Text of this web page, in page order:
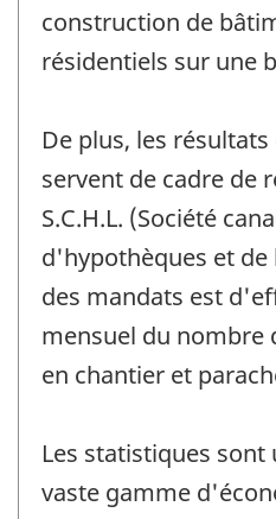
construction de
résidentiels sur une
De plus, les
servent de cadre de
S.C.H.L. (Société
d'hypothèques et
des mandats est
mensuel du nombre
en chantier et
Les statistiques sont
vaste gamme